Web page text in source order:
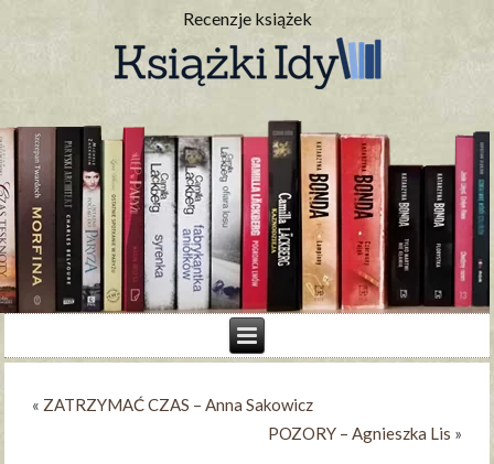
Recenzje książek
« ZATRZYMAĆ CZAS – Anna Sakowicz
POZORY – Agnieszka Lis »